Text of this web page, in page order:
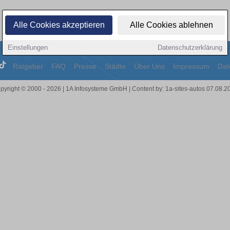
Alle Cookies akzeptieren Alle Cookies ablehnen
Einstellungen Datenschutzerklärung
Ratgeber FAQ Presse Städte Über Uns Impressum
© 2000 - 2026 | 1A Infosysteme GmbH | Content by: 1a-sites-autos